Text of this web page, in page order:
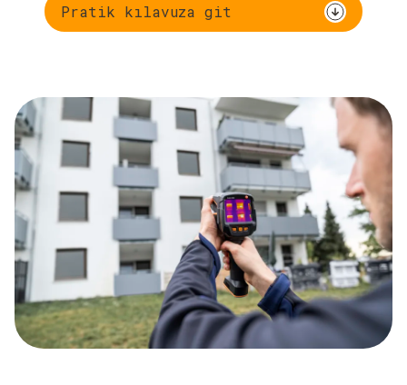
Pratik kılavuza git